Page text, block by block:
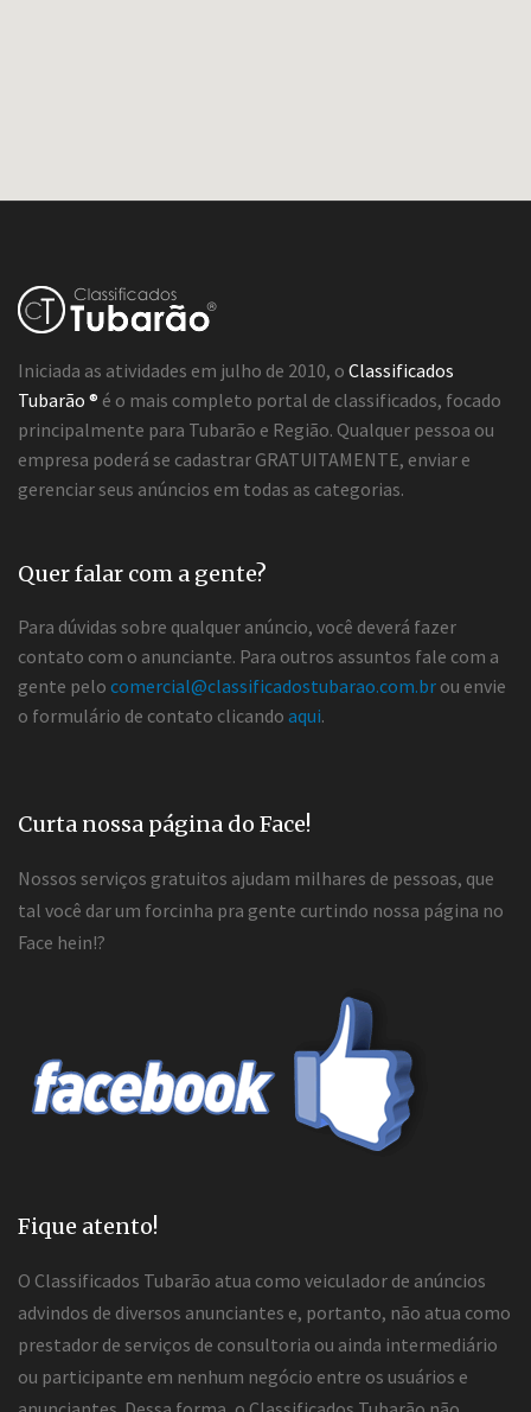
Iniciada as atividades em julho de 2010, o Classificados
Tubarão ® é o mais completo portal de classificados, focado
principalmente para Tubarão e Região. Qualquer pessoa ou
empresa poderá se cadastrar GRATUITAMENTE, enviar e
gerenciar seus anúncios em todas as categorias.
Quer falar com a gente?
Para dúvidas sobre qualquer anúncio, você deverá fazer
contato com o anunciante. Para outros assuntos fale com a
gente pelo comercial@classificadostubarao.com.br ou envie
o formulário de contato clicando aqui.
Curta nossa página do Face!
Nossos serviços gratuitos ajudam milhares de pessoas, que
tal você dar um forcinha pra gente curtindo nossa página no
Face hein!?
Fique atento!
O Classificados Tubarão atua como veiculador de anúncios
advindos de diversos anunciantes e, portanto, não atua como
prestador de serviços de consultoria ou ainda intermediário
ou participante em nenhum negócio entre os usuários e